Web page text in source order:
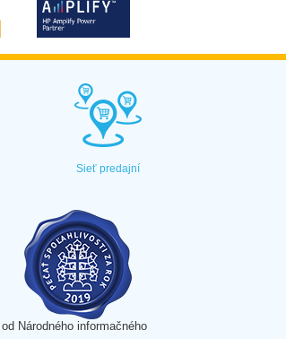
Sieť predajní
od Národného informačného